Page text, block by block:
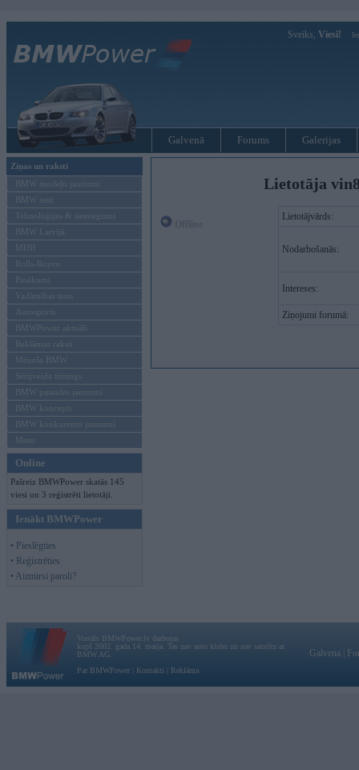
Sveiks, Viesi!
Galvenā Forums Galerijas
Ziņas un raksti
BMW modeļu jaunumi
BMW testi
Tehnoloģijas & sasniegumi
BMW Latvijā
MINI
Rolls-Royce
Pasākumi
Vadāmības tests
Autosports
BMWPower aktuāli
Reklāmas raksti
Mēneša BMW
Sērijveida tūnings
BMW pasaules jaunumi
BMW koncepti
BMW konkurentu jaunumi
Moto
Online
Pašreiz BMWPower skatās 145
viesi un 3 reģistrēti lietotāji.
Ienākt BMWPower
• Pieslēgties
• Reģistrēties
• Aizmirsi paroli?
Lietotāja
Lietotājvārds:
Nodarbošanās:
Intereses:
Ziņojumi forumā:
Vortāls BMWPower.lv darbojas
kopš 2002. gada 14. maija. Tas nav auto klubs un nav saistīts ar
BMW AG.
Par BMWPower
Kontakti Reklāma
Galvena